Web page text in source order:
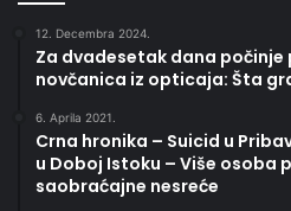
12. Decembra 2024.
Za dvadesetak dana počinje
novčanica iz opticaja: Šta
6. Aprila 2021.
Crna hronika – Suicid u
u Doboj Istoku – Više osoba
saobraćajne nesreće